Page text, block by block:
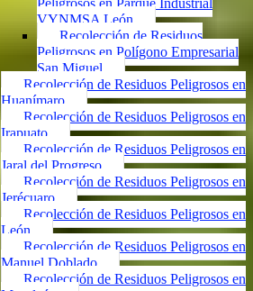
Peligrosos en Parque Industrial
VYNMSA León
Recolección de Residuos
Peligrosos en Polígono Empresarial
San Miguel
Recolección de Residuos Peligrosos en
Huanímaro
Recolección de Residuos Peligrosos en
Irapuato
Recolección de Residuos Peligrosos en
Jaral del Progreso
Recolección de Residuos Peligrosos en
Jerécuaro
Recolección de Residuos Peligrosos en
León
Recolección de Residuos Peligrosos en
Manuel Doblado
Recolección de Residuos Peligrosos en